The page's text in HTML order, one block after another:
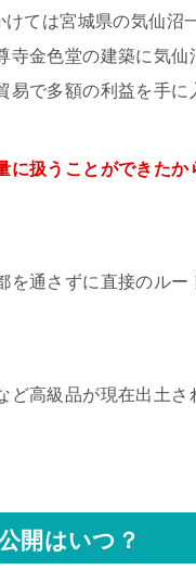
ては宮城県の気仙沼
金色堂の建築に気
で多額の利益を手に
扱うことができたか
通さずに直接のル
高級品が現在出土さ
開はいつ？